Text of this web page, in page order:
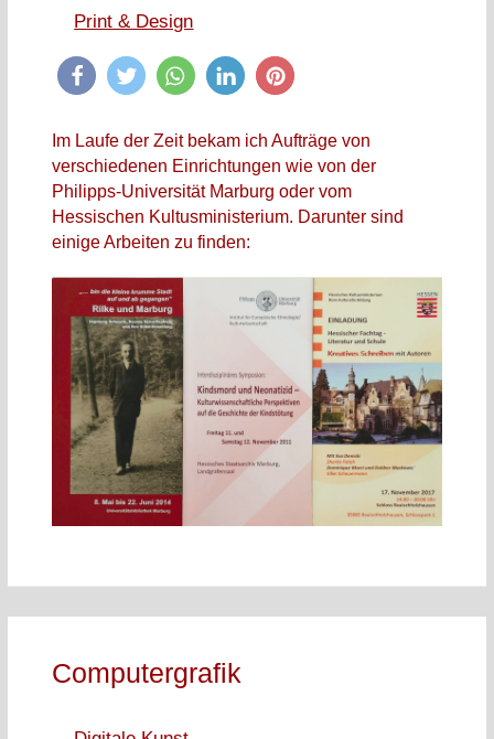
Print & Design
Im Laufe der Zeit bekam ich Aufträge von
verschiedenen Einrichtungen wie von der
Philipps-Universität Marburg oder vom
Hessischen Kultusministerium. Darunter sind
einige Arbeiten zu finden:
Computergrafik